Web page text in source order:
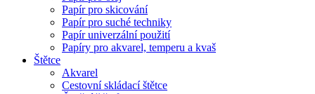
Papír pro skicování
Papír pro suché techniky
Papír univerzální použití
Papíry pro akvarel, temperu a kvaš
Štětce
Akvarel
Cestovní skládací štětce